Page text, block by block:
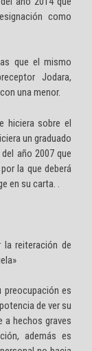
como
que el mismo
Jodara,
una menor.
hiciera sobre el
un graduado
año 2007 que
la que deberá
en su carta. .
la reiteración de
es
de ver su
a hechos graves
además es